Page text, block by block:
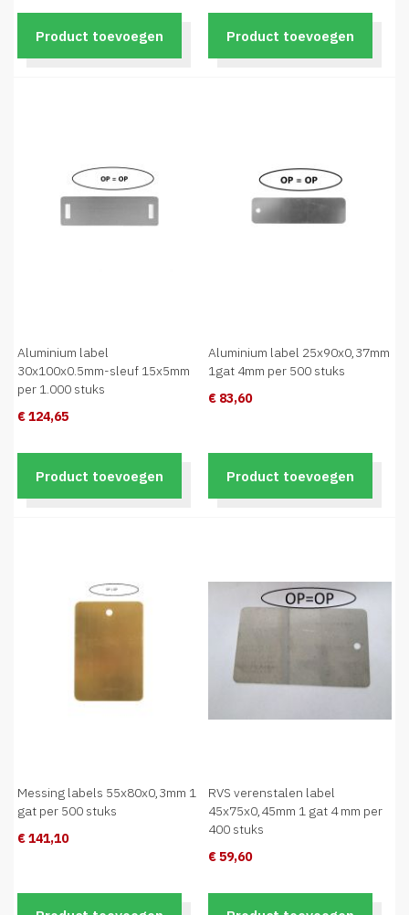
Product toevoegen Product toevoegen
Aluminium label
30x100x0.5mm-sleuf 15x5mm
per 1.000 stuks
€ 124,65
Product toevoegen
Aluminium label 25x90x0,37mm
1gat 4mm per 500 stuks
€ 83,60
Product toevoegen
Messing labels 55x80x0,3mm 1
gat per 500 stuks
€ 141,10
RVS verenstalen label
45x75x0,45mm 1 gat 4 mm per
400 stuks
€ 59,60